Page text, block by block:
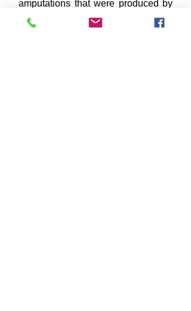
amputations that were produced by
this motive, by the